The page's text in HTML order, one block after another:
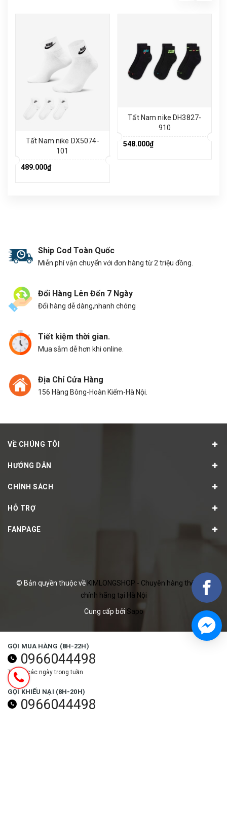
Tất Nam nike DX5074-
101
489.000₫
Tất Nam nike DH3827-
910
548.000₫
Ship Cod Toàn Quốc
Miễn phí vận chuyển với đơn hàng từ 2 triệu đồng.
Đổi Hàng Lên Đến 7 Ngày
Đổi hàng dễ dàng,nhanh chóng
Tiết kiệm thời gian.
Mua sắm dễ hơn khi online.
Địa Chỉ Cửa Hàng
156 Hàng Bông-Hoàn Kiếm-Hà Nội.
VỀ CHÚNG TÔI
HƯỚNG DẪN
CHÍNH SÁCH
HỖ TRỢ
FANPAGE
© Bản quyền thuộc về KIMLONGSHOP - Chuyên hàng thể thao
chính hãng tại Hà Nội
Cung cấp bởi Sapo
GỌI MUA HÀNG (8H-22H)
0966044498
Tất cả các ngày trong tuần
GỌI KHIẾU NẠI (8H-20H)
0966044498